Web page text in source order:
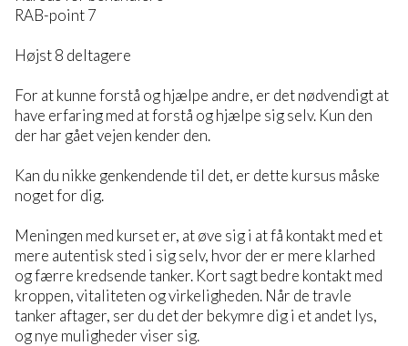
RAB-point 7
Højst 8 deltagere
For at kunne forstå og hjælpe andre, er det nødvendigt at
have erfaring med at forstå og hjælpe sig selv. Kun den
der har gået vejen kender den.
Kan du nikke genkendende til det, er dette kursus måske
noget for dig.
Meningen med kurset er, at øve sig i at få kontakt med et
mere autentisk sted i sig selv, hvor der er mere klarhed
og færre kredsende tanker. Kort sagt bedre kontakt med
kroppen, vitaliteten og virkeligheden. Når de travle
tanker aftager, ser du det der bekymre dig i et andet lys,
og nye muligheder viser sig.